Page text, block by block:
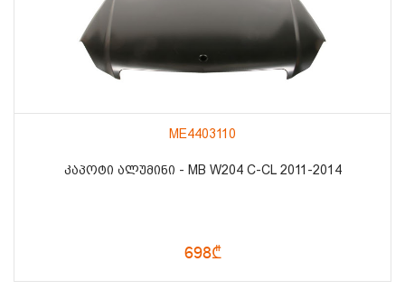
ME4403110
ᲙᲐᲞᲝᲢᲘ ᲐᲚᲣᲛᲘᲜᲘ - MB W204 C-CL 2011-2014
698₾